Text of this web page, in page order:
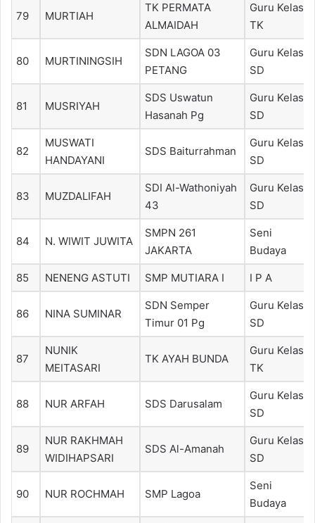
79 MURTIAH
TK PERMATA
ALMAIDAH
Guru Kelas
TK
80 MURTININGSIH
SDN LAGOA 03
PETANG
Guru Kelas
SD
81 MUSRIYAH
SDS Uswatun
Hasanah Pg
Guru Kelas
SD
82
MUSWATI
HANDAYANI
SDS Baiturrahman
Guru Kelas
SD
83 MUZDALIFAH
SDI Al-Wathoniyah
43
Guru Kelas
SD
84 N. WIWIT JUWITA
SMPN 261
JAKARTA
Seni
Budaya
85 NENENG ASTUTI SMP MUTIARA I I P A
86 NINA SUMINAR
SDN Semper
Timur 01 Pg
Guru Kelas
SD
87
NUNIK
MEITASARI
TK AYAH BUNDA
Guru Kelas
TK
88 NUR ARFAH SDS Darusalam
Guru Kelas
SD
89
NUR RAKHMAH
WIDIHAPSARI
SDS Al-Amanah
Guru Kelas
SD
90 NUR ROCHMAH SMP Lagoa
Seni
Budaya